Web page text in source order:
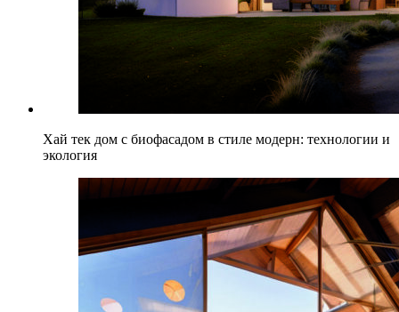
Хай тек дом с биофасадом в стиле модерн: технологии и
экология